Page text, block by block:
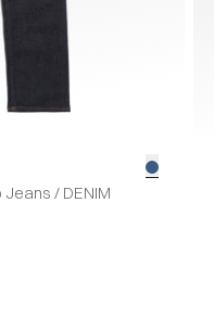
Jeans / DENIM